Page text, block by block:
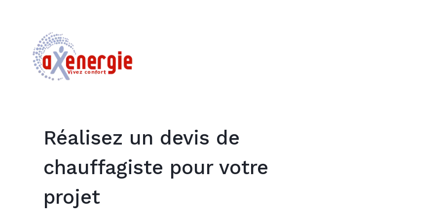
Réalisez un devis de
chauffagiste pour votre
projet